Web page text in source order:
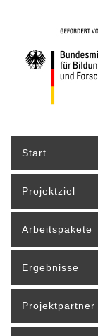
Start
Projektziel
Arbeitspakete
Ergebnisse
Projektpartner